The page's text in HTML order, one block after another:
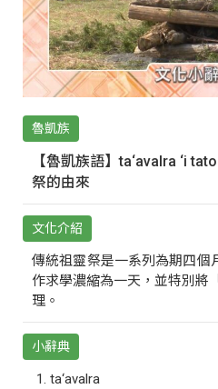
魯凱族
【魯凱族語】ta‘avalra ‘i
祭的由來
文化介紹
傳統祖靈祭是一系列為期四個
作求學濃縮為一天，並特別將
理。
小辭典
ta‘avalra